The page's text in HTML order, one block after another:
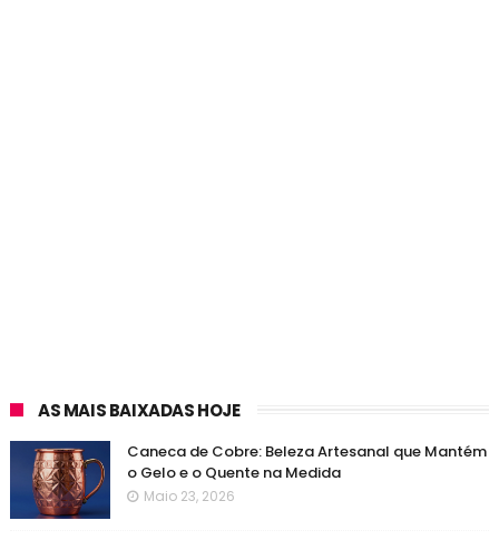
AS MAIS BAIXADAS HOJE
Caneca de Cobre: Beleza Artesanal que Mantém
o Gelo e o Quente na Medida
Maio 23, 2026